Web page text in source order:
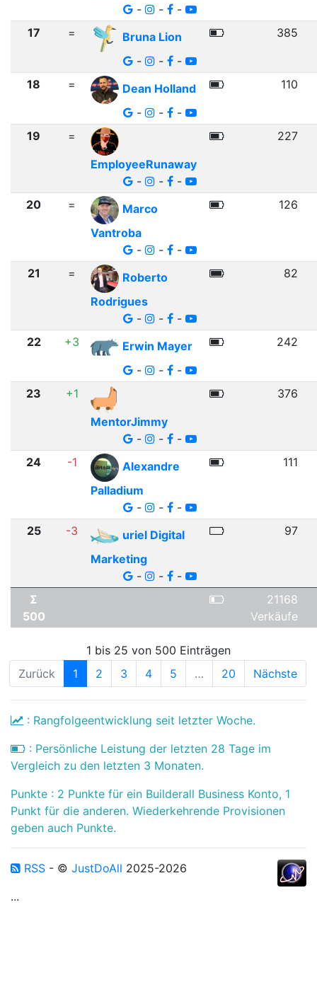
-
- -
17 =
Bruna Lion
-
- -
385
18 =
Dean Holland
-
- -
110
19
=
EmployeeRunaway
-
- -
227
20 =
Marco
Vantroba
-
- -
126
21 =
Roberto
Rodrigues
-
- -
82
22 +3
Erwin Mayer
-
- -
242
23
+1
MentorJimmy
-
- -
376
24 -1
Alexandre
Palladium
-
- -
111
25 -3
uriel Digital
Marketing
-
- -
97
Σ
500
21168
Verkäufe
1 bis 25 von 500 Einträgen
Zurück
1 2 3 4 5 … 20 Nächste
: Rangfolgeentwicklung seit letzter Woche.
: Persönliche Leistung der letzten 28 Tage im
Vergleich zu den letzten 3 Monaten.
Punkte : 2 Punkte für ein Builderall Business Konto, 1
Punkt für die anderen. Wiederkehrende Provisionen
geben auch Punkte.
RSS - © JustDoAll 2025-2026
...